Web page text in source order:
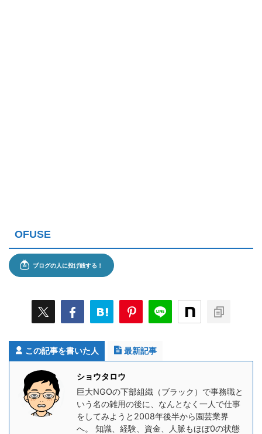
OFUSE
この記事を書いた人 最新記事
ショウタロウ
巨大NGOの下部組織（ブラック）で事務職と
いう名の雑用の後に、なんとなく一人で仕事
をしてみようと2008年後半から園芸業界
へ。 知識、経験、資金、人脈もほぼ0の状態